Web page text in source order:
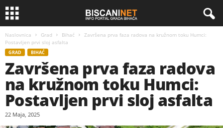
Naslovnica Grad Bihać
Završena prva faza radova na kružnom toku Humci:
Postavljen prvi sloj asfalta
GRAD BIHAĆ
Završena prva faza radova
na kružnom toku Humci:
Postavljen prvi sloj asfalta
22 Maja, 2025